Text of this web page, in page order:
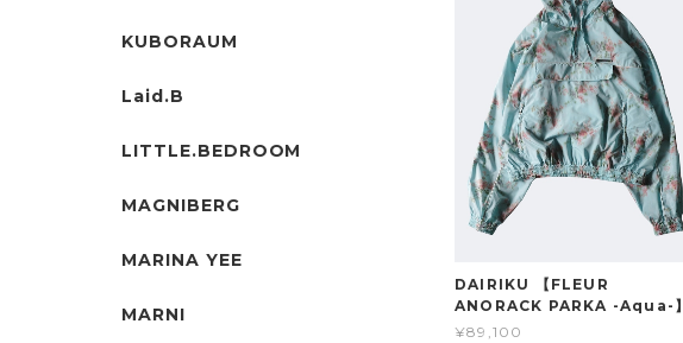
DAIRIKU 【FLEUR
ANORACK PARKA -Aqua-】
¥89,100
KUBORAUM
Laid.B
LITTLE.BEDROOM
MAGNIBERG
MARINA YEE
MARNI